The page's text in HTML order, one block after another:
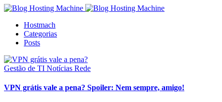
Hostmach
Categorias
Posts
Gestão de TI Notícias Rede
VPN grátis vale a pena? Spoiler: Nem sempre, amigo!